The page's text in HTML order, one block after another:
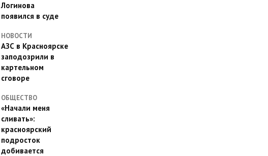
Логинова
появился в суде
НОВОСТИ
АЗС в Красноярске
заподозрили в
картельном
сговоре
ОБЩЕСТВО
«Начали меня
сливать»:
красноярский
подросток
добивается